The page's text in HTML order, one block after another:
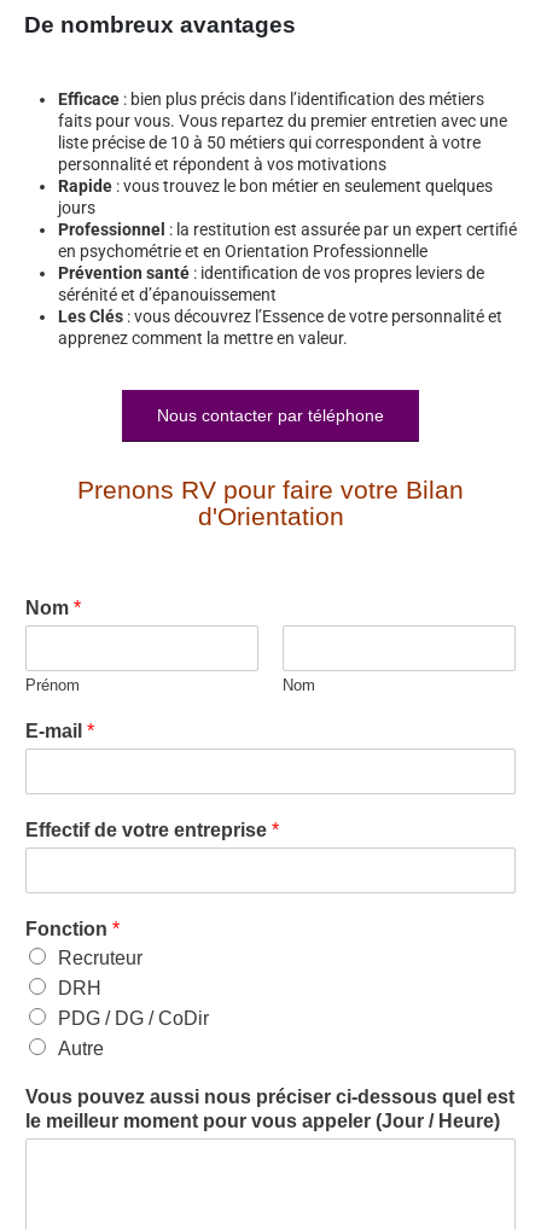
De nombreux avantages
Efficace : bien plus précis dans l’identification des métiers
faits pour vous. Vous repartez du premier entretien avec une
liste précise de 10 à 50 métiers qui correspondent à votre
personnalité et répondent à vos motivations
Rapide : vous trouvez le bon métier en seulement quelques
jours
Professionnel : la restitution est assurée par un expert certifié
en psychométrie et en Orientation Professionnelle
Prévention santé : identification de vos propres leviers de
sérénité et d’épanouissement
Les Clés : vous découvrez l’Essence de votre personnalité et
apprenez comment la mettre en valeur.
Nous contacter par téléphone
Prenons RV pour faire votre Bilan
d'Orientation
Nom *
Prénom Nom
E-mail *
Effectif de votre entreprise *
Fonction *
Recruteur
DRH
PDG / DG / CoDir
Autre
Vous pouvez aussi nous préciser ci-dessous quel est
le meilleur moment pour vous appeler (Jour / Heure)